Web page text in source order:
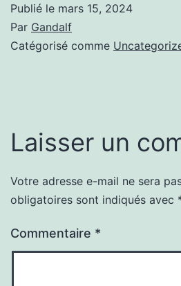
Publié le mars 15, 2024
Par Gandalf
Catégorisé comme
Laisser un
Votre adresse e-mail ne sera
obligatoires sont indiqués avec
Commentaire *